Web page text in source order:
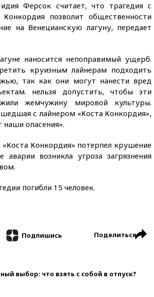
Ферсок считает, что трагедия с
позволит общественности
на Венецианскую лагуну, передает
наносится непоправимый ущерб.
круизным лайнерам подходить
так как они могут нанести вред
нельзя допустить, чтобы эти
жемчужину мировой культуры.
с лайнером «Коста Конкордия»,
наши опасения».
Конкордия» потерпел крушение
аварии возникла угроза загрязнения
погибли 15 человек.
Подпишись Поделиться
выбор: что взять с собой в отпуск?